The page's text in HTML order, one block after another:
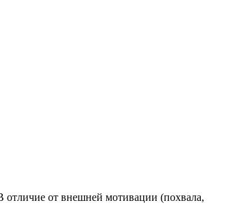
отличие от внешней мотивации (похвала,